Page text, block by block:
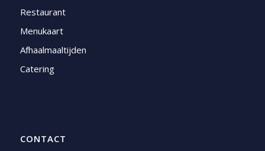
Restaurant
Menukaart
Afhaalmaaltijden
Catering
CONTACT